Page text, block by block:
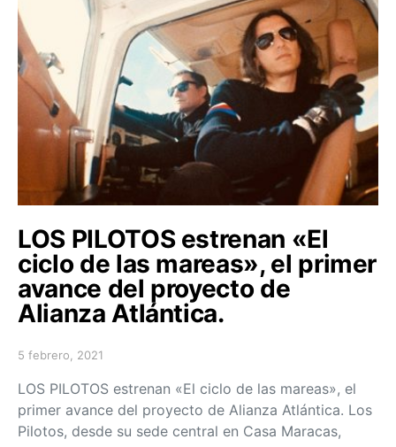
LOS PILOTOS estrenan «El
ciclo de las mareas», el primer
avance del proyecto de
Alianza Atlántica.
Posted on
5 febrero, 2021
LOS PILOTOS estrenan «El ciclo de las mareas», el
primer avance del proyecto de Alianza Atlántica. Los
Pilotos, desde su sede central en Casa Maracas,